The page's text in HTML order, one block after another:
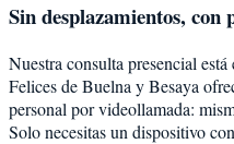
Sin desplazamientos, con
Nuestra consulta presencial
Felices de Buelna yBesaya
personal por videollamada:
Solo necesitas un dispositivo